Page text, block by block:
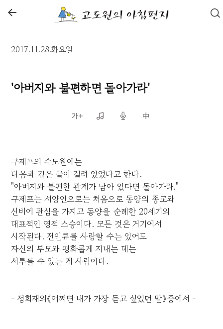
←
2017.11.28.화요일
'아버지와 불편하면 돌아가라'
구제프의 수도원에는
다음과 같은 글이 걸려 있었다고 한다.
"아버지와 불편한 관계가 남아 있다면 돌아가라."
구제프는 서양인으로는 처음으로 동양의 종교와
신비에 관심을 가지고 동양을 순례한 20세기의
대표적인 영적 스승이다. 모든 것은 거기에서
시작된다. 전인류를 사랑할 수는 있어도
자신의 부모와 평화롭게 지내는 데는
서투를 수 있는 게 사람이다.
- 정희재의《어쩌면 내가 가장 듣고 싶었던 말》중에서 -